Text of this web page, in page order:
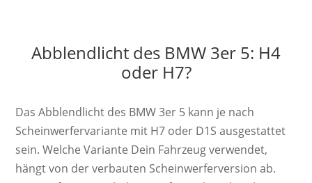
Abblendlicht des BMW 3er 5: H4
oder H7?
Das Abblendlicht des BMW 3er 5 kann je nach
Scheinwerfervariante mit H7 oder D1S ausgestattet
sein. Welche Variante Dein Fahrzeug verwendet,
hängt von der verbauten Scheinwerferversion ab.